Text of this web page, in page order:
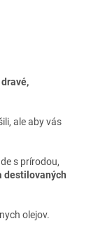
ale aby vás
s prírodou,
destilovaných
olejov.